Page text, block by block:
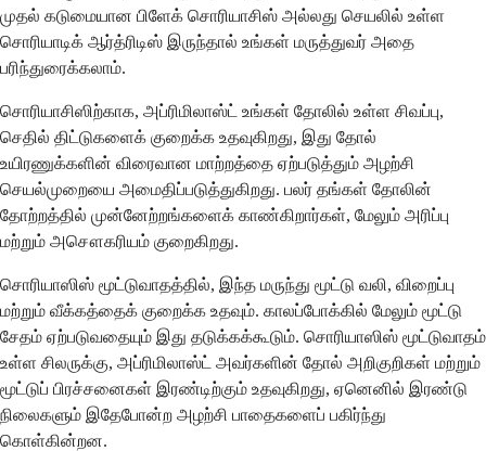
முதல் கடுமையான பிளேக் சொரியாசிஸ் அல்லது செயலில் உள்ள
சொரியாடிக் ஆர்த்ரிடிஸ் இருந்தால் உங்கள் மருத்துவர் அதை
பரிந்துரைக்கலாம்.
சொரியாசிஸிற்காக, அப்ரிமிலாஸ்ட் உங்கள் தோலில் உள்ள சிவப்பு,
செதில் திட்டுகளைக் குறைக்க உதவுகிறது, இது தோல்
உயிரணுக்களின் விரைவான மாற்றத்தை ஏற்படுத்தும் அழற்சி
செயல்முறையை அமைதிப்படுத்துகிறது. பலர் தங்கள் தோலின்
தோற்றத்தில் முன்னேற்றங்களைக் காண்கிறார்கள், மேலும் அரிப்பு
மற்றும் அசௌகரியம் குறைகிறது.
சொரியாஸிஸ் மூட்டுவாதத்தில், இந்த மருந்து மூட்டு வலி, விறைப்பு
மற்றும் வீக்கத்தைக் குறைக்க உதவும். காலப்போக்கில் மேலும் மூட்டு
சேதம் ஏற்படுவதையும் இது தடுக்கக்கூடும். சொரியாஸிஸ் மூட்டுவாதம்
உள்ள சிலருக்கு, அப்ரிமிலாஸ்ட் அவர்களின் தோல் அறிகுறிகள் மற்றும்
மூட்டுப் பிரச்சனைகள் இரண்டிற்கும் உதவுகிறது, ஏனெனில் இரண்டு
நிலைகளும் இதேபோன்ற அழற்சி பாதைகளைப் பகிர்ந்து
கொள்கின்றன.